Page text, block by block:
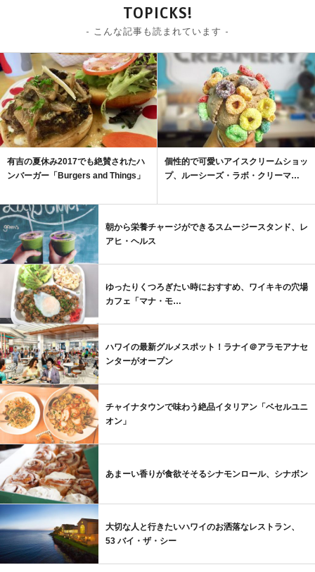
TOPICKS!
- こんな記事も読まれています -
有吉の夏休み2017でも絶賛されたハ
ンバーガー「Burgers and Things」
個性的で可愛いアイスクリームショッ
プ、ルーシーズ・ラボ・クリーマ…
朝から栄養チャージができるスムージースタンド、レ
アヒ・ヘルス
ゆったりくつろぎたい時におすすめ、ワイキキの穴場
カフェ「マナ・モ…
ハワイの最新グルメスポット！ラナイ＠アラモアナセ
ンターがオープン
チャイナタウンで味わう絶品イタリアン「ベセルユニ
オン」
あまーい香りが食欲そそるシナモンロール、シナボン
大切な人と行きたいハワイのお洒落なレストラン、
53 バイ・ザ・シー